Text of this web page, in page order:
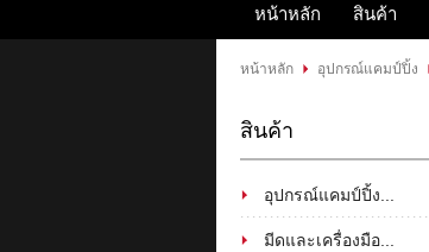
แจ้งชำระเงิน
หน้าหลัก สินค้า
หน้าหลัก อุปกรณ์แคมป์ปิ้ง
สินค้า
อุปกรณ์แคมป์ปิ้ง...
มีดและเครื่องมือ...